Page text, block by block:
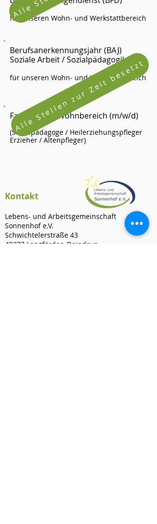
für unseren Wohn- und Werkstattbereich
Berufsanerkennungsjahr (BAJ)
Soziale Arbeit / Sozialpädagogik
für unseren Wohn- und Werkstattbereich
Fachkraft im Wohnbereich (m/w/d)
(Sozialpädagoge / Heilerziehungspfleger
Erzieher / Altenpfleger)
Alle Stellen zur Zeit besetzt
Kontakt
Lebens- und Arbeitsgemeinschaft
Sonnenhof e.V.
Schwichtelerstraße 43
49377 Langförden-Deindrup